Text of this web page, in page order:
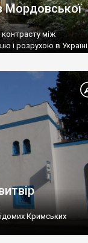
Мордовської
між
і розрухою в Україні
Кримських